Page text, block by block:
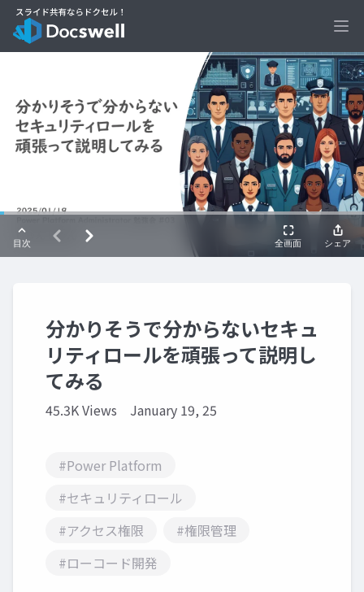
分かりそうで分からないセキュ
リティロールを頑張って説明し
てみる
45.3K Views January 19, 25
#Power Platform
#セキュリティロール
#アクセス権限
#権限管理
#ローコード開発